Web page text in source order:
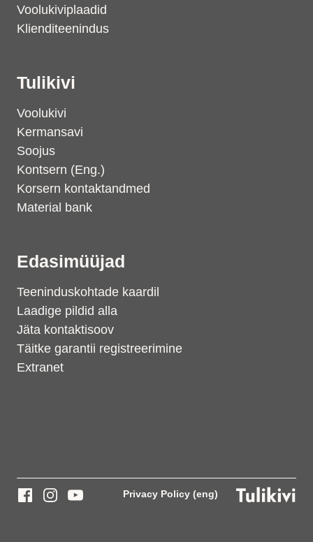
Voolukiviplaadid
Klienditeenindus
Tulikivi
Voolukivi
Kermansavi
Soojus
Kontsern (Eng.)
Korsern kontaktandmed
Material bank
Edasimüüjad
Teeninduskohtade kaardil
Laadige pildid alla
Jäta kontaktisoov
Täitke garantii registreerimine
Extranet
Privacy Policy (eng)